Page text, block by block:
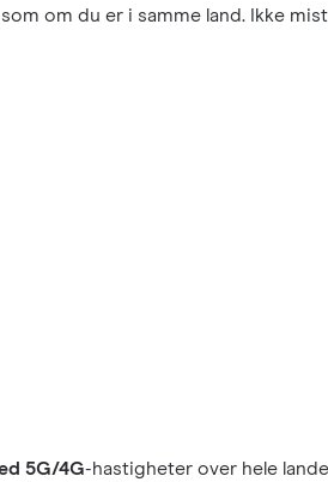
om du er i samme land. Ikke
5G/4G-hastigheter over hele